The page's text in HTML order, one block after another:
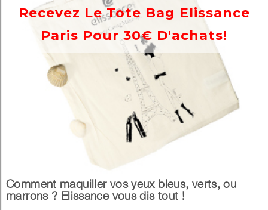
Recevez Le Tote Bag Elissance
Paris Pour 30€ D'achats!
Comment maquiller vos yeux bleus, verts, ou
marrons ? Elissance vous dis tout !